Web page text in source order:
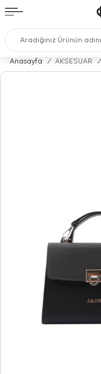
Anasayfa / AKSESUAR /